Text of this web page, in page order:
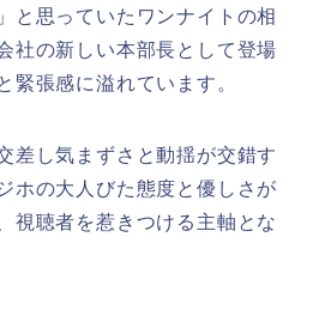
と思っていたワンナイトの相
社の新しい本部長として登場
緊張感に溢れています。
差し気まずさと動揺が交錯す
ホの大人びた態度と優しさが
視聴者を惹きつける主軸とな